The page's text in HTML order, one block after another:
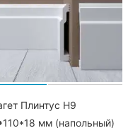
Плинтус Н9
мм (напольный)